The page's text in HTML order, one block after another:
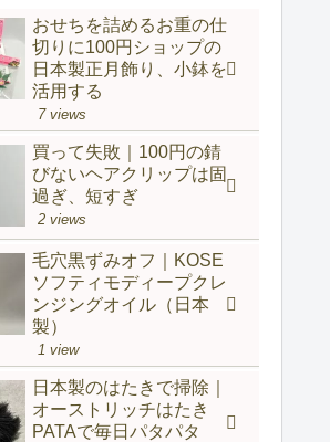
おせちを詰めるお重の仕
切りに100円ショップの
日本製正月飾り、小鉢を
活用する
7 views
買って失敗｜100円の錆
びないヘアクリップは固
過ぎ、短すぎ
2 views
毛穴黒ずみオフ｜KOSE
ソフティモディープクレ
ンジングオイル（日本
製）
1 view
日本製のはたきで掃除｜
オーストリッチはたき
PATAで毎日パタパタ